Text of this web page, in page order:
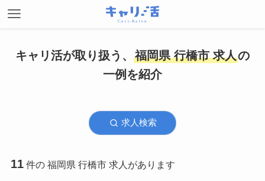
キャリ活が取り扱う、 福岡県 行橋市 求人の
一例を紹介
求人検索
11 件の 福岡県 行橋市 求人があります